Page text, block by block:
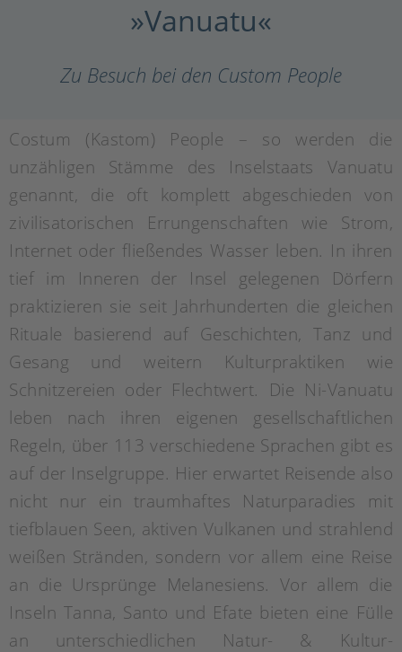
»Vanuatu«
Zu Besuch bei den Custom People
Costum (Kastom) People – so werden die
unzähligen Stämme des Inselstaats Vanuatu
genannt, die oft komplett abgeschieden von
zivilisatorischen Errungenschaften wie Strom,
Internet oder fließendes Wasser leben. In ihren
tief im Inneren der Insel gelegenen Dörfern
praktizieren sie seit Jahrhunderten die gleichen
Rituale basierend auf Geschichten, Tanz und
Gesang und weitern Kulturpraktiken wie
Schnitzereien oder Flechtwert. Die Ni-Vanuatu
leben nach ihren eigenen gesellschaftlichen
Regeln, über 113 verschiedene Sprachen gibt es
auf der Inselgruppe. Hier erwartet Reisende also
nicht nur ein traumhaftes Naturparadies mit
tiefblauen Seen, aktiven Vulkanen und strahlend
weißen Stränden, sondern vor allem eine Reise
an die Ursprünge Melanesiens. Vor allem die
Inseln Tanna, Santo und Efate bieten eine Fülle
an unterschiedlichen Natur- & Kultur-